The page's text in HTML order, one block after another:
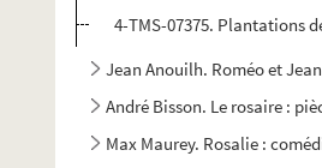
4-TMS-07375. Plantations
Jean Anouilh. Roméo et
André Bisson. Le rosaire :
Max Maurey. Rosalie :